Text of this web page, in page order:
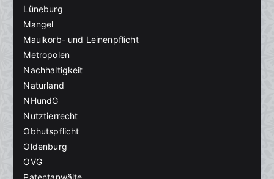
Lüneburg
Mangel
Maulkorb- und Leinenpflicht
Metropolen
Nachhaltigkeit
Naturland
NHundG
Nutztierrecht
Obhutspflicht
Oldenburg
OVG